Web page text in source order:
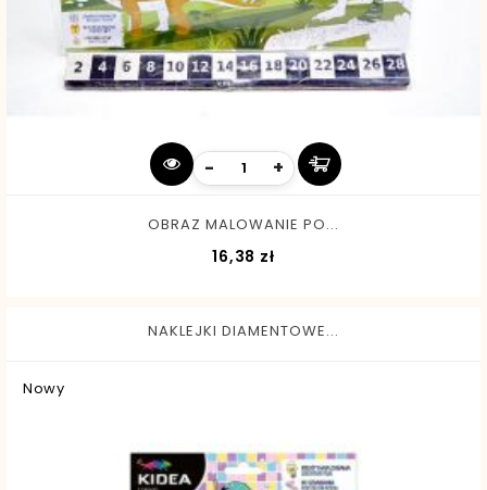
- +
OBRAZ MALOWANIE PO...
16,38 zł
NAKLEJKI DIAMENTOWE...
Nowy